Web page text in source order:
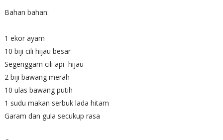
Bahan bahan:
1 ekor ayam
10 biji cili hijau besar
Segenggam cili api hijau
2 biji bawang merah
10 ulas bawang putih
1 sudu makan serbuk lada hitam
Garam dan gula secukup rasa